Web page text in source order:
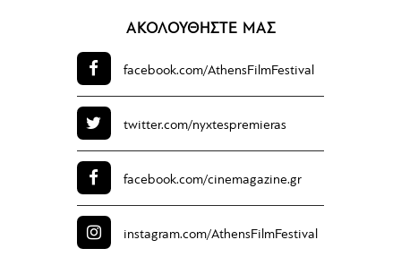
ΑΚΟΛΟΥΘΗΣΤΕ ΜΑΣ
facebook.com/AthensFilmFestival
twitter.com/nyxtespremieras
facebook.com/cinemagazine.gr
instagram.com/AthensFilmFestival